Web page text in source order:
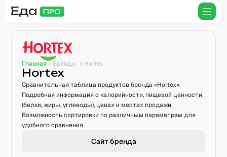
Главная Бренды Hortex
Hortex
Сравнительная таблица продуктов бренда «Hortex».
Подробная информация о калорийности, пищевой ценности
(белки, жиры, углеводы), ценах и местах продажи.
Возможность сортировки по различным параметрам для
удобного сравнения.
Сайт бренда